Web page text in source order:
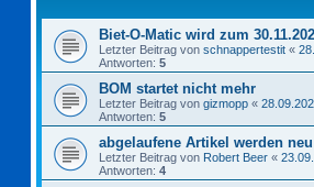
Biet-O-Matic wird zum
Letzter Beitrag von schnappertestit «
Antworten: 5
BOM startet nicht mehr
Letzter Beitrag von gizmopp «
Antworten: 5
abgelaufene Artikel werden
Letzter Beitrag von Robert Beer «
Antworten: 4